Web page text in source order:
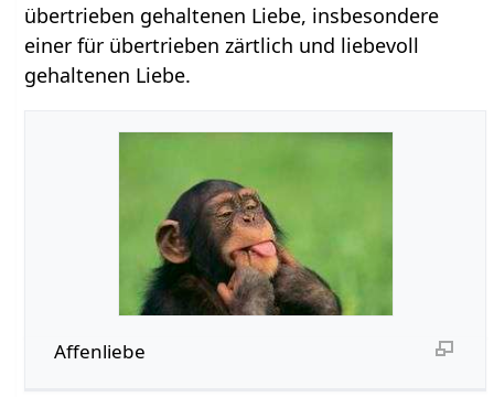
übertrieben gehaltenen Liebe, insbesondere
einer für übertrieben zärtlich und liebevoll
gehaltenen Liebe.
Affenliebe